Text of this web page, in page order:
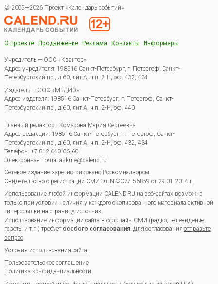
© 2005—2026 Проект «Календарь событий»
О проекте Продвижение Реклама Контакты Информеры
Учредитель — ООО «Квантор»
Адрес учредителя: 198516 Санкт-Петербург, г. Петергоф, Санкт-
Петербургский пр., д.60, лит.А, ч.п. 2-Н, оф. 432, 434
Издатель — ООО «МЕДИО»
Адрес издателя: 198516 Санкт-Петербург, г. Петергоф, Санкт-
Петербургский пр., д.60, лит.А, ч.п. 2-Н, оф. 440
Главный редактор - Комарова Мария Сергеевна
Адрес редакции: 198516 Санкт-Петербург, г. Петергоф, Санкт-
Петербургский пр., д.60, лит.А, ч.п. 2-Н, оф. 432, 434
Телефон: +7 812 640-06-60
Электронная почта: askme@calend.ru
Сетевое издание зарегистрировано Роскомнадзором,
Свидетельство о регистрации СМИ Эл.N ФС77-56859 от 29.01.2014 г.
Использование любой информации CALEND.RU на веб-сайтах возможно
только при условии наличия у каждого скопированного материала активной
гиперссылки на страницу-источник.
Использование информации сайта в оффлайн-СМИ (радио, телевидение,
газеты и т.п.) требуетособого согласования. Для согласования отправьте
запрос.
Условия использования сайта
Пользовательское соглашение
Политика конфиденциальности